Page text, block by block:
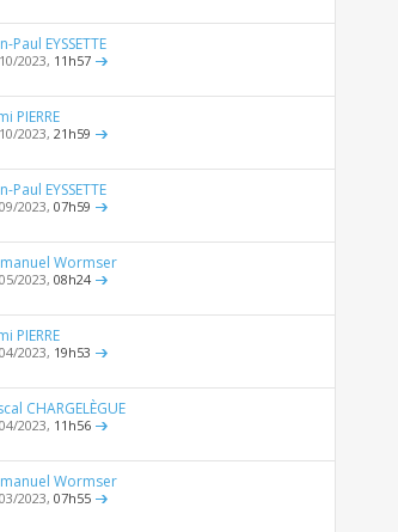
Paul EYSSETTE
2023, 11h57
PIERRE
2023,21h59
Paul EYSSETTE
2023,07h59
Wormser
2023,08h24
PIERRE
2023, 19h53
CHARGELÈGUE
2023, 11h56
Wormser
2023,07h55